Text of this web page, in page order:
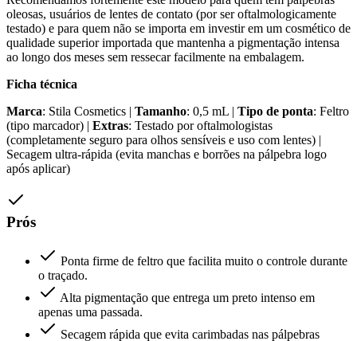
oleosas, usuários de lentes de contato (por ser oftalmologicamente
testado) e para quem não se importa em investir em um cosmético de
qualidade superior importada que mantenha a pigmentação intensa
ao longo dos meses sem ressecar facilmente na embalagem.
Ficha técnica
Marca: Stila Cosmetics | Tamanho: 0,5 mL | Tipo de ponta: Feltro
(tipo marcador) | Extras: Testado por oftalmologistas
(completamente seguro para olhos sensíveis e uso com lentes) |
Secagem ultra-rápida (evita manchas e borrões na pálpebra logo
após aplicar)
Prós
Ponta firme de feltro que facilita muito o controle durante
o traçado.
Alta pigmentação que entrega um preto intenso em
apenas uma passada.
Secagem rápida que evita carimbadas nas pálpebras